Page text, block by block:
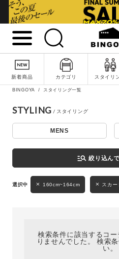
新着商品 カテゴリ スタイリ
詳
BINGOYA スタイリング一覧
STYLING
MENS
manage_search 絞り込ん
160cm~164cm スカー
検索条件に該当するコ
りませんでした。 検索
い。